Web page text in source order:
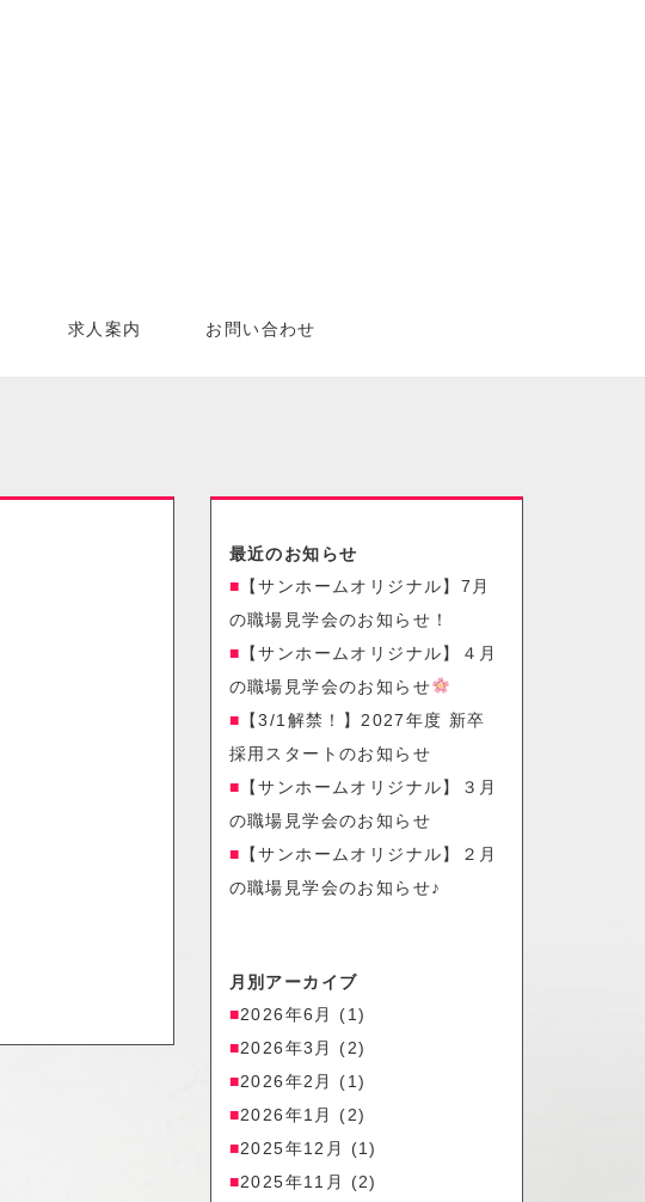
求人案内 お問い合わせ
最近のお知らせ
【サンホームオリジナル】7月
の職場見学会のお知らせ！
【サンホームオリジナル】４月
の職場見学会のお知らせ
【3/1解禁！】2027年度 新卒
採用スタートのお知らせ
【サンホームオリジナル】３月
の職場見学会のお知らせ
【サンホームオリジナル】２月
の職場見学会のお知らせ♪
月別アーカイブ
2026年6月
(1)
2026年3月
(2)
2026年2月
(1)
2026年1月
(2)
2025年12月
(1)
2025年11月
(2)